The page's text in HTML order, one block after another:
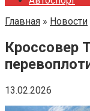
Главная » Новости
Кроссовер
13.02.2026